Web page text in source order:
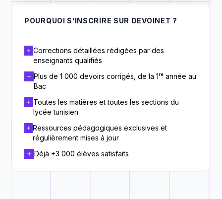
POURQUOI S’INSCRIRE SUR DEVOINET ?
Corrections détaillées rédigées par des
enseignants qualifiés
Plus de 1 000 devoirs corrigés, de la 1ʳᵉ année au
Bac
Toutes les matières et toutes les sections du
lycée tunisien
Ressources pédagogiques exclusives et
régulièrement mises à jour
Déjà +3 000 élèves satisfaits